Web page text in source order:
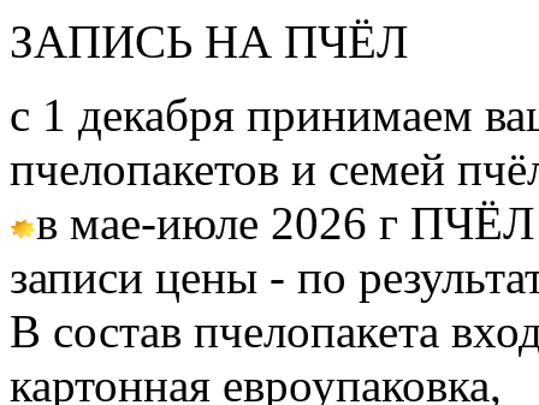
ЗАПИСЬ НА ПЧЁЛ
с 1 декабря принимаем
пчелопакетов и семей
в мае-июле 2026 г
записи цены - по
В состав пчелопакета
картонная евроупаковка,